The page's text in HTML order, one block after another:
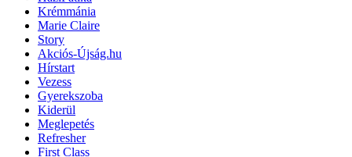
Krémmánia
Marie Claire
Story
Akciós-Újság.hu
Hírstart
Vezess
Gyerekszoba
Kiderül
Meglepetés
Refresher
First Class